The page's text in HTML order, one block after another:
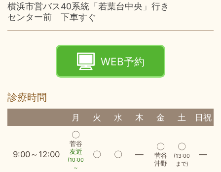
横浜市営バス40系統「若葉台中央」行き
センター前 下車すぐ
WEB予約
診療時間
月 火 水 木 金 土 日祝
9:00～12:00
〇
菅谷
友近
(10:00
～
〇 〇 ―
〇
菅谷
沖野
〇
(13:00
まで)
―